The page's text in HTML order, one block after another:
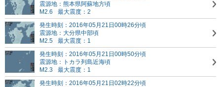
震源地：熊本県阿蘇地方頃
M2.6
最大震度：2
発生時刻：2016年05月21日00時26分頃
震源地：大分県中部頃
M2.5
最大震度：1
発生時刻：2016年05月21日00時50分頃
震源地：トカラ列島近海頃
M2.3
最大震度：1
発生時刻：2016年05月21日02時22分頃